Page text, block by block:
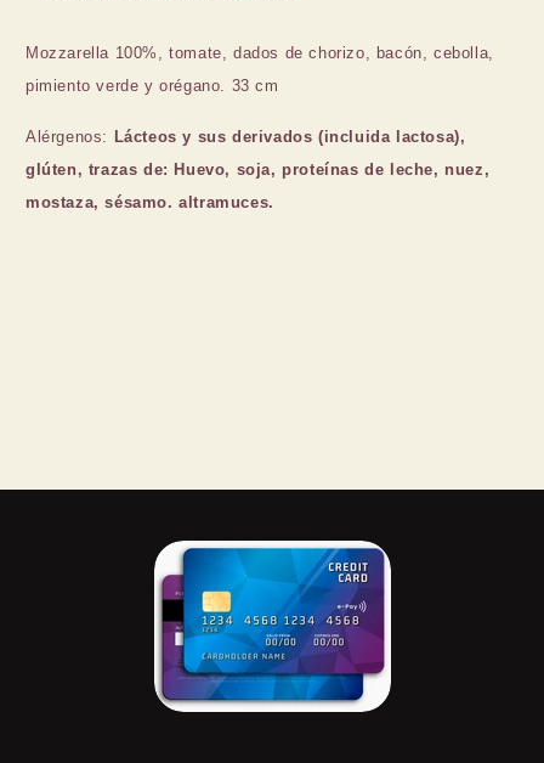
Mozzarella 100%, tomate, dados dechorizo, bacón, cebolla,
pimiento verde y orégano. 33 cm
Alérgenos: Lácteos y sus derivados (incluida lactosa),
glúten, trazas de: Huevo, soja, proteínas de leche, nuez,
mostaza, sésamo. altramuces.